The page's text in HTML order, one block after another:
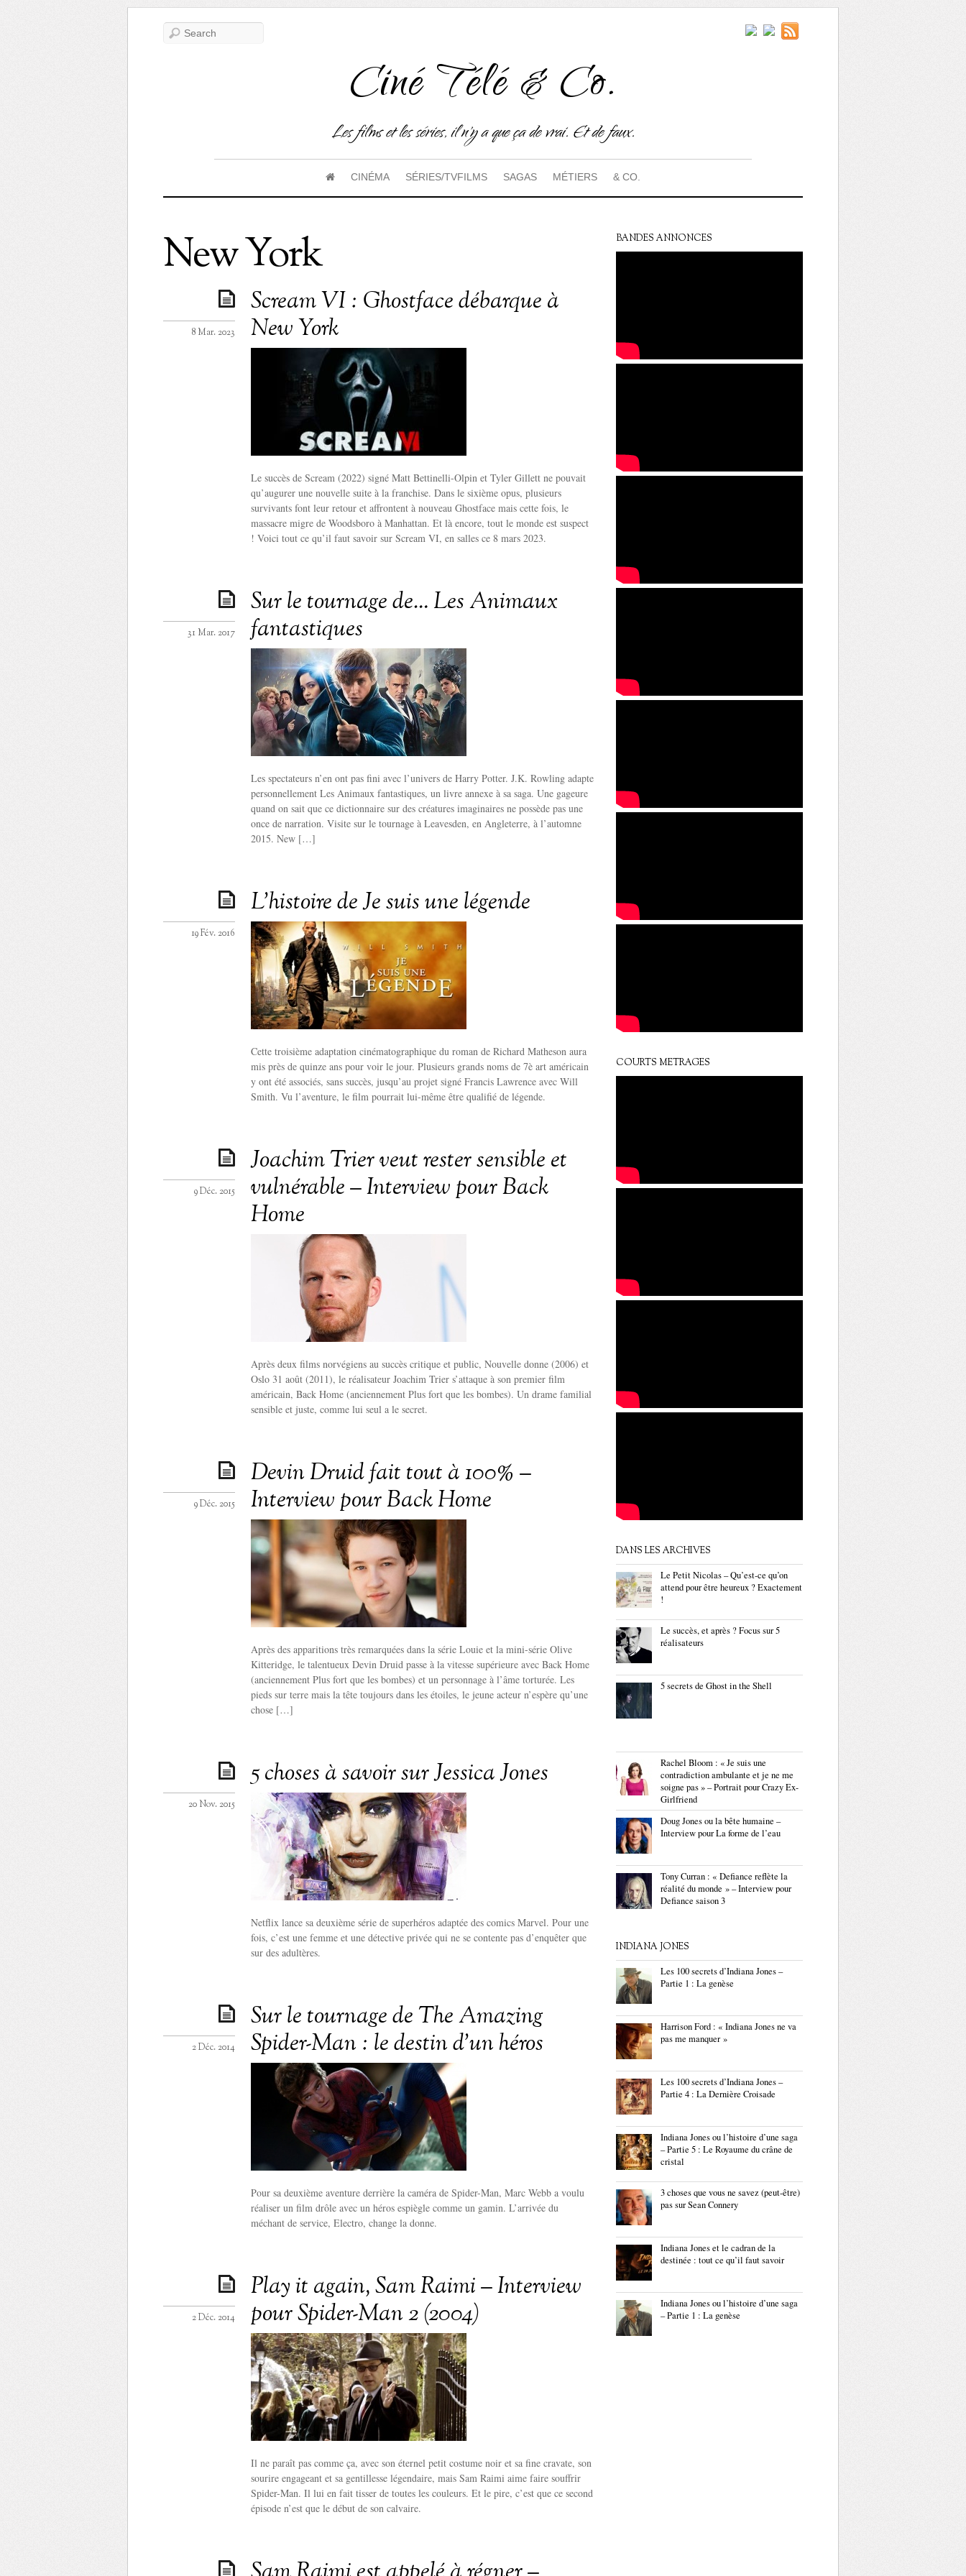
Ciné Télé & Co.
Les films et les séries, il n'y a que ça de vrai. Et de faux.
CINÉMA SÉRIES/TVFILMS SAGAS MÉTIERS & CO.
New York
Scream VI : Ghostface débarque à
New York
8 Mar. 2023
Le succès de Scream (2022) signé Matt Bettinelli-Olpin et Tyler Gillett ne pouvait
qu’augurer une nouvelle suite à la franchise. Dans le sixième opus, plusieurs
survivants font leur retour et affrontent à nouveau Ghostface mais cette fois, le
massacre migre de Woodsboro à Manhattan. Et là encore, tout le monde est suspect
! Voici tout ce qu’il faut savoir sur Scream VI, en salles ce 8 mars 2023.
Sur le tournage de… Les Animaux
fantastiques
31 Mar. 2017
Les spectateurs n’en ont pas fini avec l’univers de Harry Potter. J.K. Rowling adapte
personnellement Les Animaux fantastiques, un livre annexe à sa saga. Une gageure
quand on sait que ce dictionnaire sur des créatures imaginaires ne possède pas une
once de narration. Visite sur le tournage à Leavesden, en Angleterre, à l’automne
2015. New […]
L’histoire de Je suis une légende
19 Fév. 2016
Cette troisième adaptation cinématographique du roman de Richard Matheson aura
mis près de quinze ans pour voir le jour. Plusieurs grands noms de 7è art américain
y ont été associés, sans succès, jusqu’au projet signé Francis Lawrence avec Will
Smith. Vu l’aventure, le film pourrait lui-même être qualifié de légende.
Joachim Trier veut rester sensible et
vulnérable – Interview pour Back
Home
9 Déc. 2015
Après deux films norvégiens au succès critique et public, Nouvelle donne (2006) et
Oslo 31 août (2011), le réalisateur Joachim Trier s’attaque à son premier film
américain, Back Home (anciennement Plus fort que les bombes). Un drame familial
sensible et juste, comme lui seul a le secret.
Devin Druid fait tout à 100% –
Interview pour Back Home
9 Déc. 2015
Après des apparitions très remarquées dans la série Louie et la mini-série Olive
Kitteridge, le talentueux Devin Druid passe à la vitesse supérieure avec Back Home
(anciennement Plus fort que les bombes) et un personnage à l’âme torturée. Les
pieds sur terre mais la tête toujours dans les étoiles, le jeune acteur n’espère qu’une
chose […]
5 choses à savoir sur Jessica Jones
20 Nov. 2015
Netflix lance sa deuxième série de superhéros adaptée des comics Marvel. Pour une
fois, c’est une femme et une détective privée qui ne se contente pas d’enquêter que
sur des adultères.
Sur le tournage de The Amazing
Spider-Man : le destin d’un héros
2 Déc. 2014
Pour sa deuxième aventure derrière la caméra de Spider-Man, Marc Webb a voulu
réaliser un film drôle avec un héros espiègle comme un gamin. L’arrivée du
méchant de service, Electro, change la donne.
Play it again, Sam Raimi – Interview
pour Spider-Man 2 (2004)
2 Déc. 2014
Il ne paraît pas comme ça, avec son éternel petit costume noir et sa fine cravate, son
sourire engageant et sa gentillesse légendaire, mais Sam Raimi aime faire souffrir
Spider-Man. Il lui en fait tisser de toutes les couleurs. Et le pire, c’est que ce second
épisode n’est que le début de son calvaire.
BANDES ANNONCES
COURTS METRAGES
DANS LES ARCHIVES
Le Petit Nicolas – Qu’est-ce qu’on
attend pour être heureux ? Exactement
!
Le succès, et après ? Focus sur 5
réalisateurs
5 secrets de Ghost in the Shell
Rachel Bloom : « Je suis une
contradiction ambulante et je ne me
soigne pas » – Portrait pour Crazy Ex-
Girlfriend
Doug Jones ou la bête humaine –
Interview pour La forme de l’eau
Tony Curran : « Defiance reflète la
réalité du monde » – Interview pour
Defiance saison 3
INDIANA JONES
Les 100 secrets d’Indiana Jones –
Partie 1 : La genèse
Harrison Ford : « Indiana Jones ne va
pas me manquer »
Les 100 secrets d’Indiana Jones –
Partie 4 : La Dernière Croisade
Indiana Jones ou l’histoire d’une saga
– Partie 5 : Le Royaume du crâne de
cristal
3 choses que vous ne savez (peut-être)
pas sur Sean Connery
Indiana Jones et le cadran de la
destinée : tout ce qu’il faut savoir
Indiana Jones ou l’histoire d’une saga
– Partie 1 : La genèse